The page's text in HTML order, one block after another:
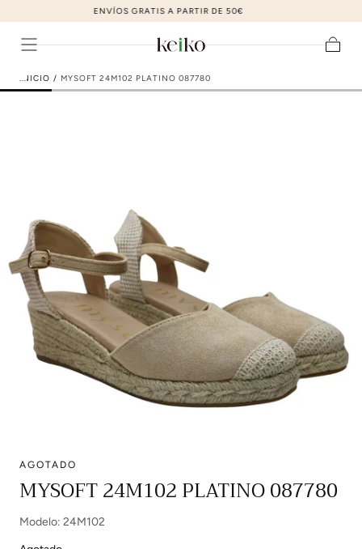
ir al contenido
ZAPATOS DE MODA AL MEJOR PRECIO
multimedia
en
modal
INICIO / MYSOFT 24M102 PLATINO 087780
AGOTADO
MYSOFT 24M102 PLATINO 087780
Modelo: 24M102